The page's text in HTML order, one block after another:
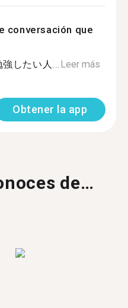
conversación que
したい人...Leer más
Obtener la app
de…